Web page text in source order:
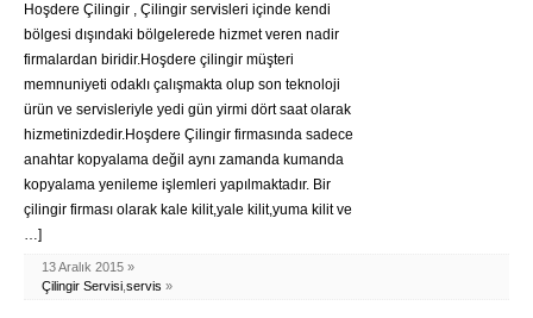
Hoşdere Çilingir , Çilingir servisleri içinde kendi
bölgesi dışındaki bölgelerede hizmet veren nadir
firmalardan biridir.Hoşdere çilingir müşteri
memnuniyeti odaklı çalışmakta olup son teknoloji
ürün ve servisleriyle yedi gün yirmi dört saat olarak
hizmetinizdedir.Hoşdere Çilingir firmasında sadece
anahtar kopyalama değil aynı zamanda kumanda
kopyalama yenileme işlemleri yapılmaktadır. Bir
çilingir firması olarak kale kilit,yale kilit,yuma kilit ve
…]
13 Aralık 2015 »
Çilingir Servisi servis »